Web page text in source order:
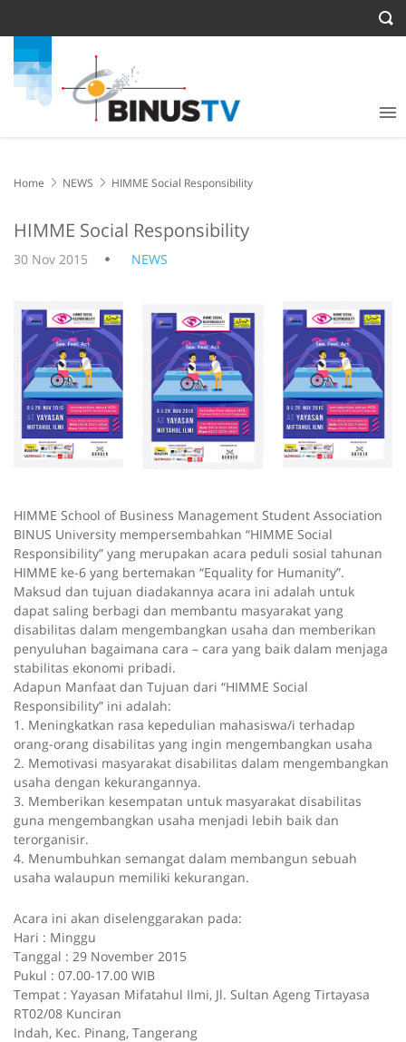
Home NEWS HIMME Social Responsibility
HIMME Social Responsibility
30 Nov 2015 NEWS
HIMME School of Business Management Student Association
BINUS University mempersembahkan “HIMME Social
Responsibility” yang merupakan acara peduli sosial tahunan
HIMME ke-6 yang bertemakan “Equality for Humanity”.
Maksud dan tujuan diadakannya acara ini adalah untuk
dapat saling berbagi dan membantu masyarakat yang
disabilitas dalam mengembangkan usaha dan memberikan
penyuluhan bagaimana cara – cara yang baik dalam menjaga
stabilitas ekonomi pribadi.
Adapun Manfaat dan Tujuan dari “HIMME Social
Responsibility” ini adalah:
1. Meningkatkan rasa kepedulian mahasiswa/i terhadap
orang-orang disabilitas yang ingin mengembangkan usaha
2. Memotivasi masyarakat disabilitas dalam mengembangkan
usaha dengan kekurangannya.
3. Memberikan kesempatan untuk masyarakat disabilitas
guna mengembangkan usaha menjadi lebih baik dan
terorganisir.
4. Menumbuhkan semangat dalam membangun sebuah
usaha walaupun memiliki kekurangan.
Acara ini akan diselenggarakan pada:
Hari : Minggu
Tanggal : 29 November 2015
Pukul : 07.00-17.00 WIB
Tempat : Yayasan Mifatahul Ilmi, Jl. Sultan Ageng Tirtayasa
RT02/08 Kunciran
Indah, Kec. Pinang, Tangerang